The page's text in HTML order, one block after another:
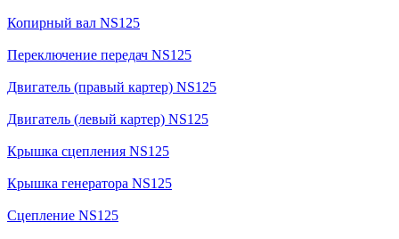
Копирный вал NS125
Переключение передач NS125
Двигатель (правый картер) NS125
Двигатель (левый картер) NS125
Крышка сцепления NS125
Крышка генератора NS125
Сцепление NS125